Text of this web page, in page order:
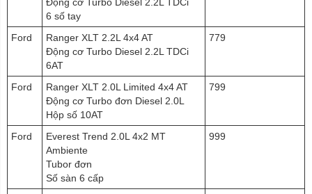
6 số tay
Ford
Ranger XLT 2.2L 4x4 AT
Động cơ Turbo Diesel 2.2L TDCi
6AT
779
Ford
Ranger XLT 2.0L Limited 4x4 AT
Động cơ Turbo đơn Diesel 2.0L
Hộp số 10AT
799
Ford
Everest Trend 2.0L 4x2 MT
Ambiente
Tubor đơn
Số sàn 6 cấp
999